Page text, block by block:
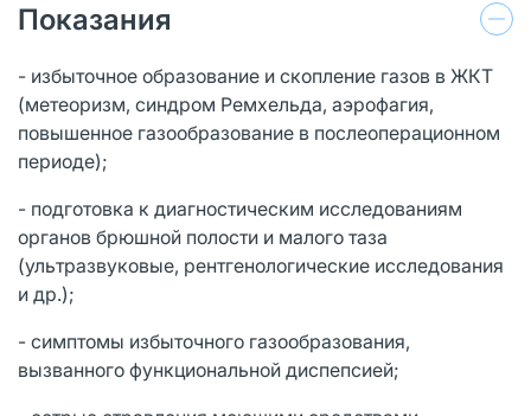
Показания
- избыточное образование и скопление газов в ЖКТ
(метеоризм, синдром Ремхельда, аэрофагия,
повышенное газообразование в послеоперационном
периоде);
- подготовка к диагностическим исследованиям
органов брюшной полости и малого таза
(ультразвуковые, рентгенологические исследования
и др.);
- симптомы избыточного газообразования,
вызванного функциональной диспепсией;